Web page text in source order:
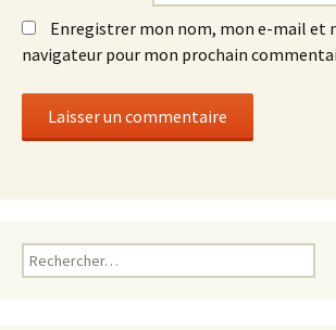
Enregistrer mon nom, mon e-mail et
navigateur pour mon prochain
Rechercher :